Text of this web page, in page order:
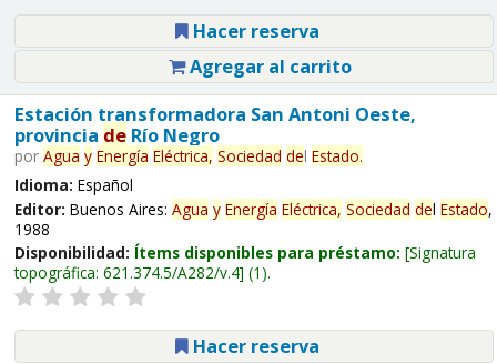
Hacer reserva
Agregar al carrito
Estación transformadora San Antoni Oeste,
provincia deRío Negro
por Agua y Energía Eléctrica, Sociedad del Estado.
Idioma: Español
Editor: Buenos Aires: Agua y Energía Eléctrica, Sociedad del Estado,
1988
Disponibilidad: Ítems disponibles para préstamo: Signatura
topográfica: 621.374.5/A282/v.4 (1).
Hacer reserva